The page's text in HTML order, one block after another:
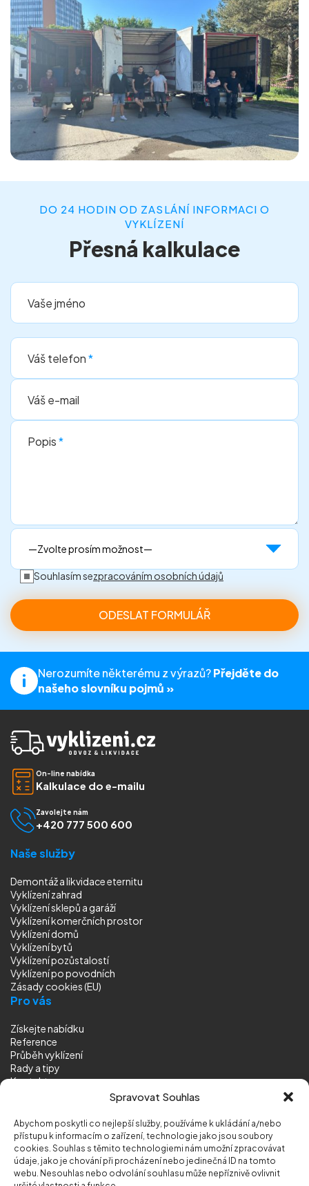
Spravovat Souhlas
Abychom poskytli co nejlepší služby, používáme k ukládání a/nebo
přístupu k informacím o zařízení, technologie jako jsou soubory
cookies. Souhlas s těmito technologiemi nám umožní zpracovávat
údaje, jako je chování při procházení nebo jedinečná ID na tomto
webu. Nesouhlas nebo odvolání souhlasu může nepříznivě ovlivnit
DO 24 HODIN OD ZASLÁNÍ INFORMACI O
VYKLÍZENÍ
Přesná kalkulace
Vaše jméno
Váš telefon*
Váš e-mail
Popis*
Souhlasím sezpracováním osobních údajů
Nerozumíte některému z výrazů?Přejděte do
našeho slovníku pojmů »
On-line nabídka
Kalkulace do e-mailu
Zavolejte nám
+420 777 500 600
Naše služby
Demontáž a likvidace eternitu
Vyklízení zahrad
Vyklízení sklepů a garáží
Vyklízení komerčních prostor
Vyklízení domů
Vyklízení bytů
Vyklízení pozůstalostí
Vyklízenípo povodních
Zásady cookies (EU)
Pro vás
Získejte nabídku
Reference
Průběh vyklízení
Rady a tipy
Kontakt
© 2026 Vyklizeni.cz (mapa stránek)